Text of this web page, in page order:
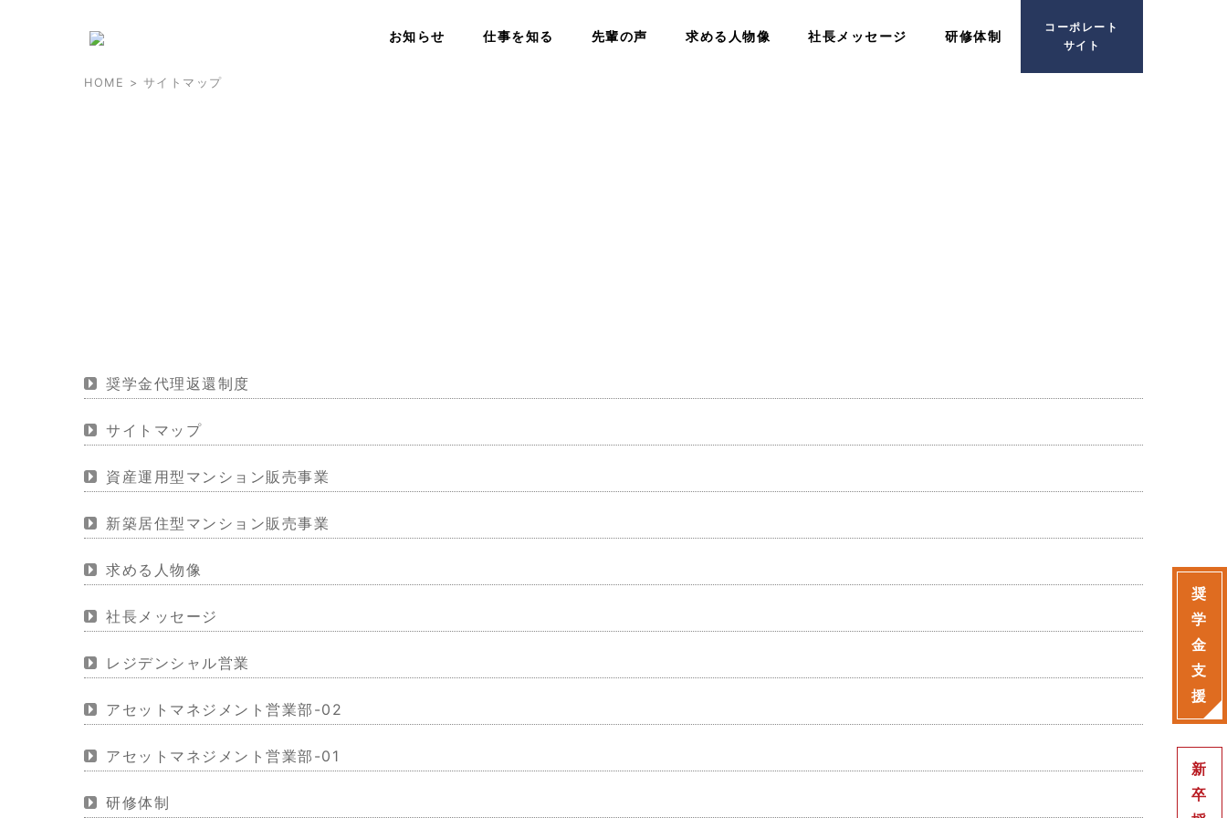
お知らせ 仕事を知る 先輩の声 求める人物像 社長メッセージ 研修体制
コーポレート
サイト
HOME > サイトマップ
奨学金代理返還制度
サイトマップ
資産運用型マンション販売事業
新築居住型マンション販売事業
求める人物像
社長メッセージ
レジデンシャル営業
アセットマネジメント営業部-02
アセットマネジメント営業部-01
研修体制
奨
学
金
支
援
新
卒